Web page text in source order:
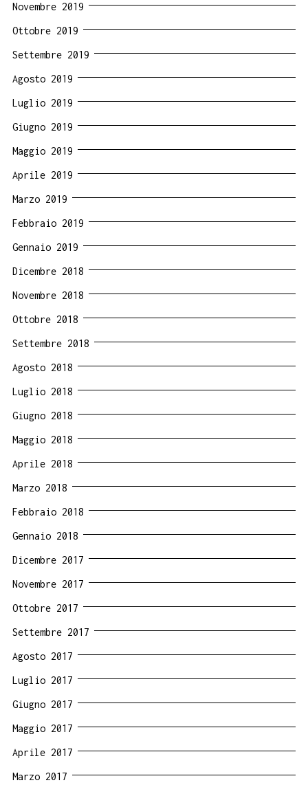
Novembre 2019
Ottobre 2019
Settembre 2019
Agosto 2019
Luglio 2019
Giugno 2019
Maggio 2019
Aprile 2019
Marzo 2019
Febbraio 2019
Gennaio 2019
Dicembre 2018
Novembre 2018
Ottobre 2018
Settembre 2018
Agosto 2018
Luglio 2018
Giugno 2018
Maggio 2018
Aprile 2018
Marzo 2018
Febbraio 2018
Gennaio 2018
Dicembre 2017
Novembre 2017
Ottobre 2017
Settembre 2017
Agosto 2017
Luglio 2017
Giugno 2017
Maggio 2017
Aprile 2017
Marzo 2017